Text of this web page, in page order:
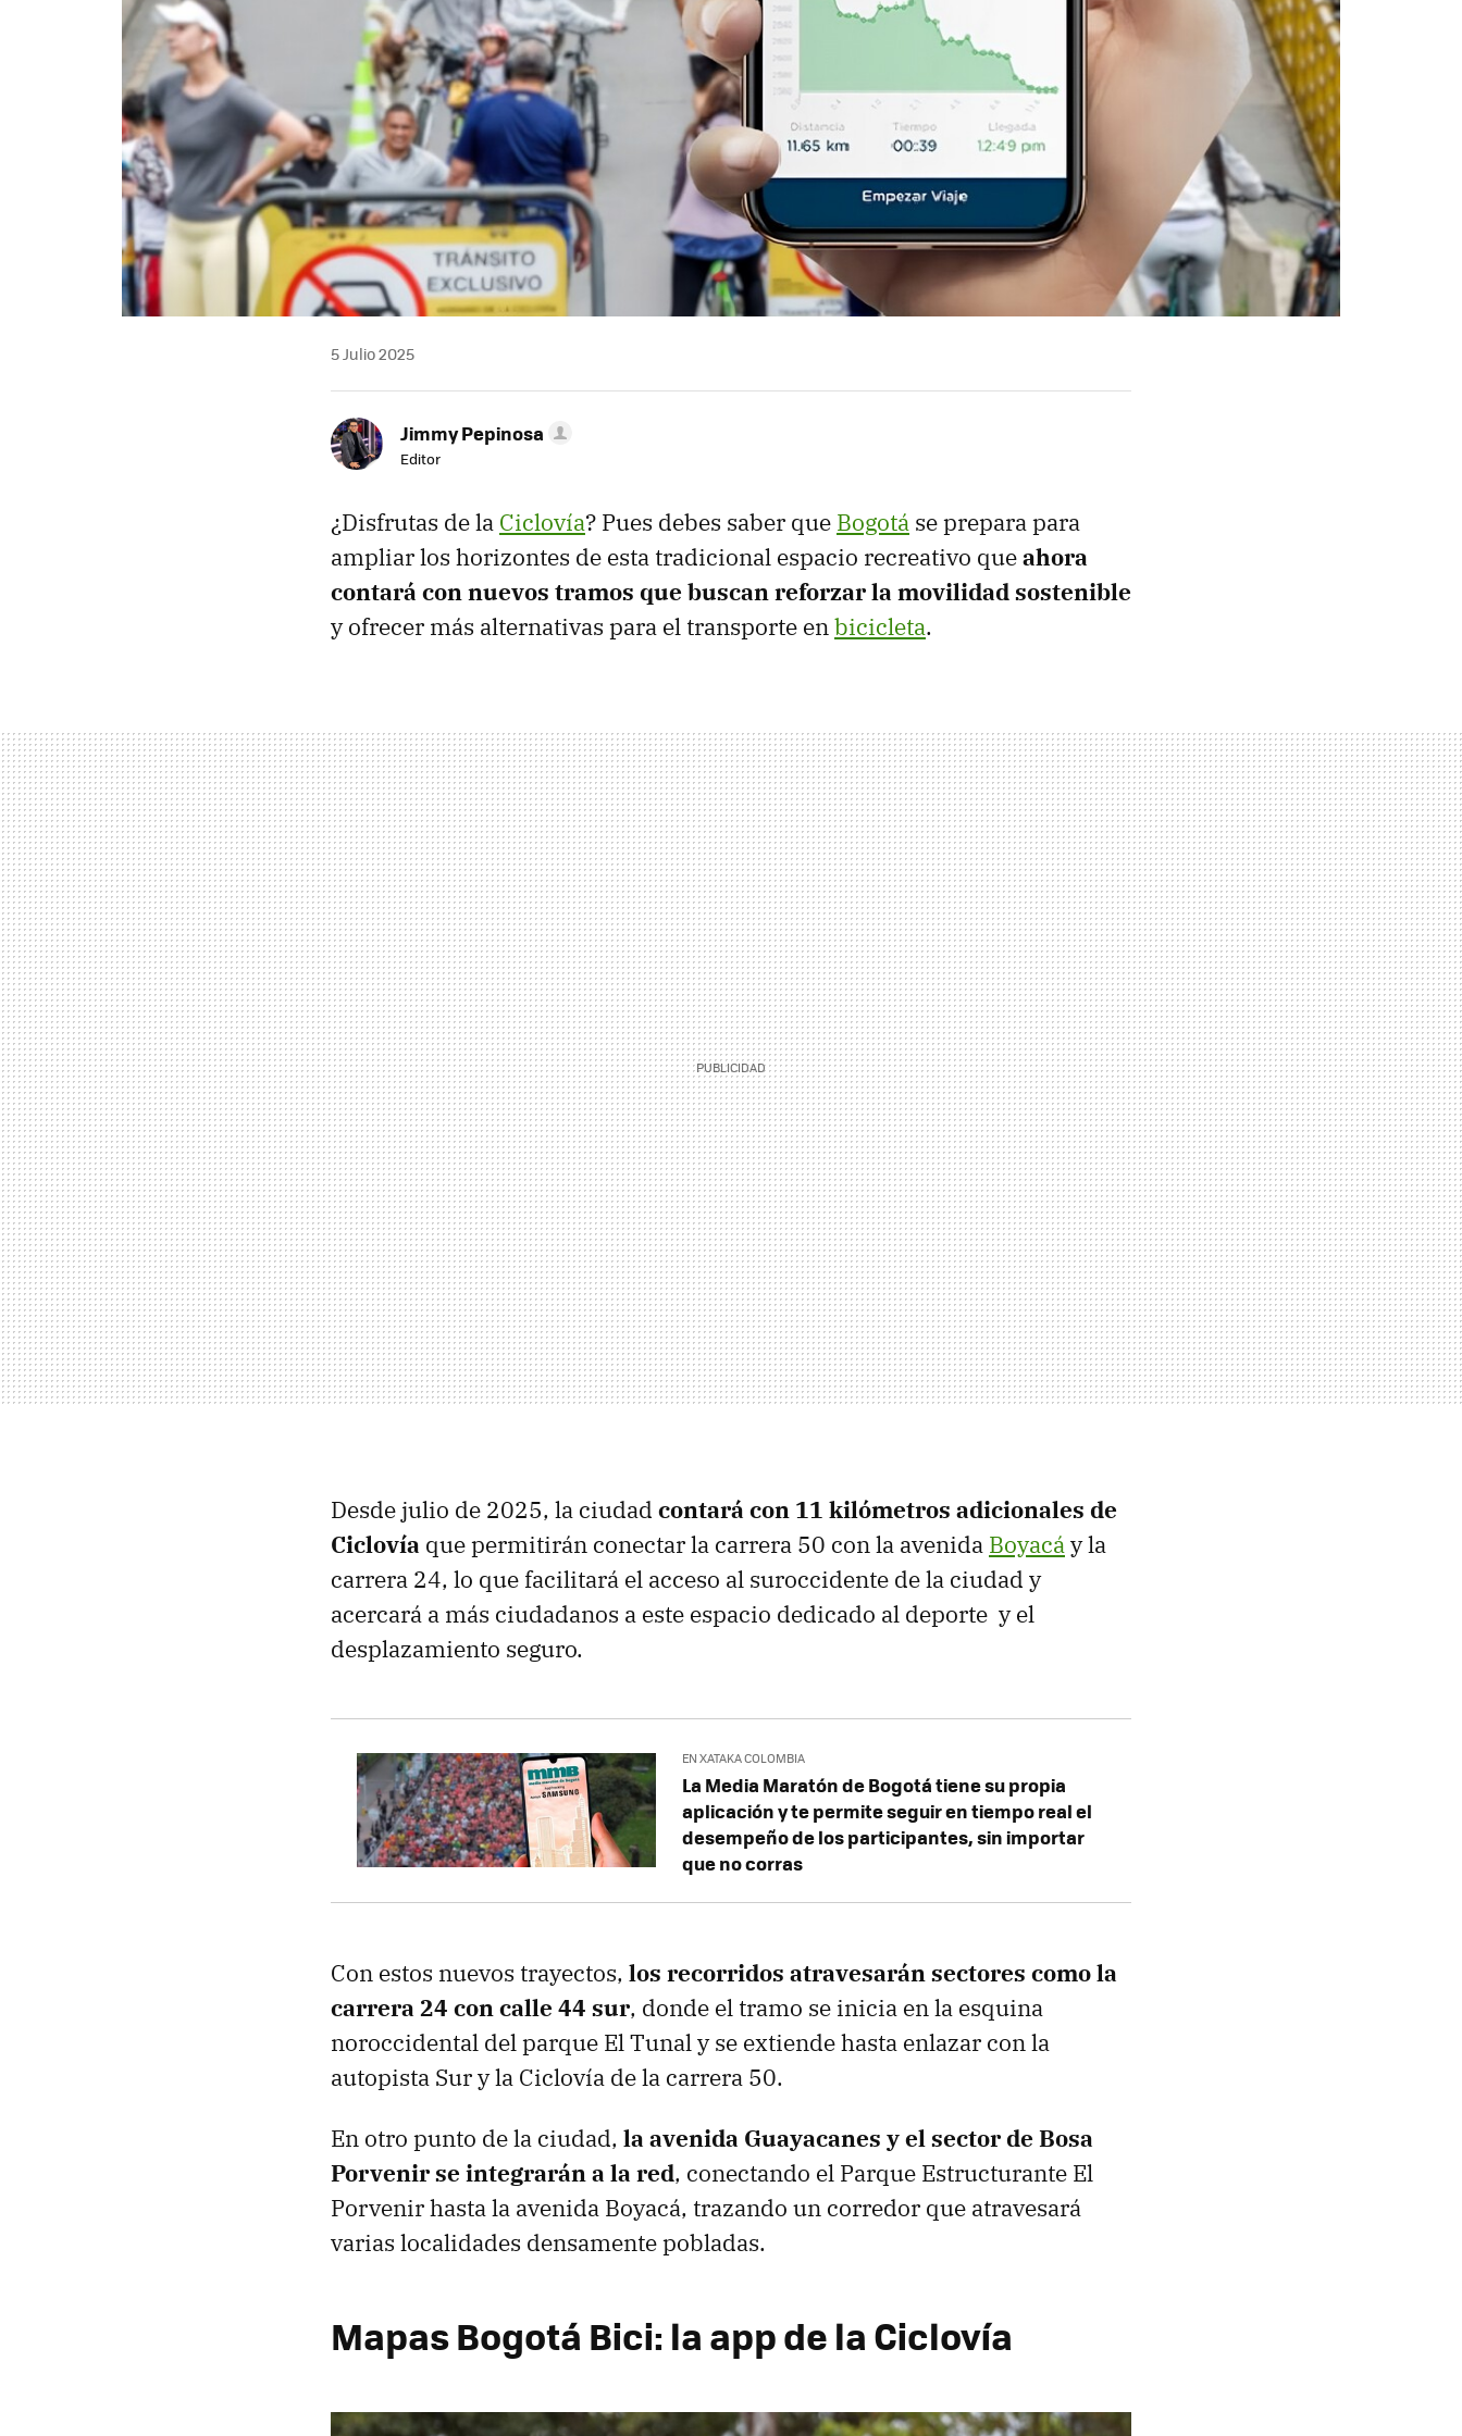
5 Julio 2025
Jimmy Pepinosa
Editor
¿Disfrutas de la Ciclovía? Pues debes saber que Bogotá se prepara para
ampliar los horizontes de esta tradicional espacio recreativo queahora
contará con nuevos tramos que buscan reforzar la movilidad sostenible
y ofrecer más alternativas para el transporte enbicicleta.
Desde julio de 2025, la ciudad contará con 11 kilómetros adicionales de
Ciclovía que permitirán conectar la carrera 50 con la avenida Boyacáy la
carrera 24, lo que facilitará el acceso al suroccidente de la ciudad y
acercará a más ciudadanos a este espacio dedicado al deporte y el
desplazamiento seguro.
EN XATAKA COLOMBIA
La Media Maratón de Bogotá tiene su propia
aplicación y te permite seguir en tiempo real el
desempeño de los participantes, sin importar
que no corras
Con estos nuevos trayectos, los recorridos atravesarán sectores como la
carrera 24 con calle 44 sur, donde el tramo se inicia en la esquina
noroccidental del parque El Tunal y se extiende hasta enlazar con la
autopista Sur y la Ciclovía de la carrera 50.
En otro punto de la ciudad, la avenida Guayacanes y el sector de Bosa
Porvenir se integrarán a la red, conectando el Parque Estructurante El
Porvenir hasta la avenida Boyacá, trazando un corredor que atravesará
varias localidades densamente pobladas.
Mapas Bogotá Bici: la appde la Ciclovía